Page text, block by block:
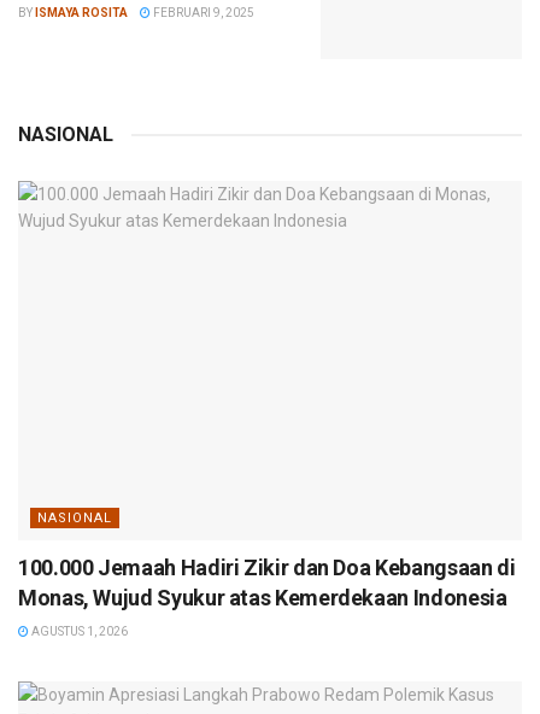
BY ISMAYA ROSITA FEBRUARI 9, 2025
NASIONAL
NASIONAL
100.000 Jemaah Hadiri Zikir dan Doa Kebangsaan di
Monas, Wujud Syukur atas Kemerdekaan Indonesia
AGUSTUS 1, 2026